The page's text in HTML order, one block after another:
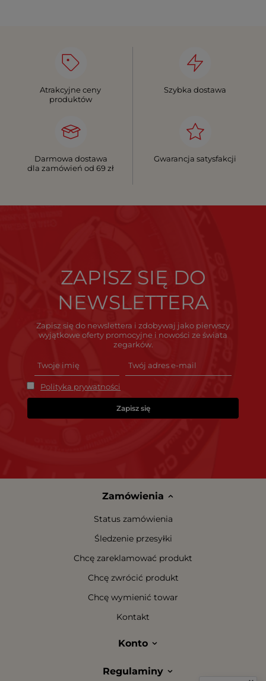
Atrakcyjne ceny
produktów
Szybka dostawa
Darmowa dostawa
dla zamówień od 69 zł
Gwarancja satysfakcji
ZAPISZ SIĘ DO
NEWSLETTERA
Zapisz się do newslettera i zdobywaj jako pierwszy
wyjątkowe oferty promocyjne i nowości ze świata
zegarków.
Polityka prywatności
Zapisz się
Zamówienia
Status zamówienia
Śledzenie przesyłki
Chcę zareklamować produkt
Chcę zwrócić produkt
Chcę wymienić towar
Kontakt
Konto
Regulaminy